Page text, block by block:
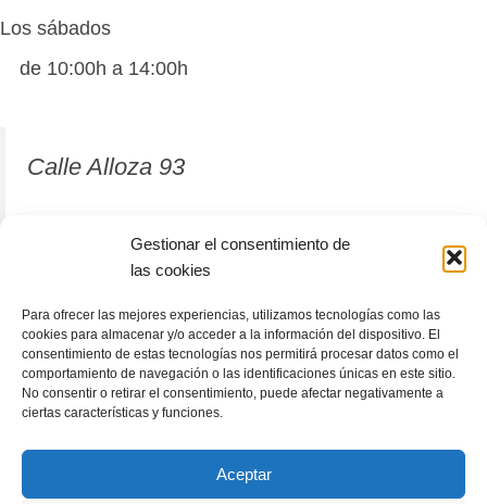
Gestionar el consentimiento de
las cookies
Para ofrecer las mejores experiencias, utilizamos tecnologías como las
cookies para almacenar y/o acceder a la información del dispositivo. El
consentimiento de estas tecnologías nos permitirá procesar datos como el
comportamiento de navegación o las identificaciones únicas en este sitio.
No consentir o retirar el consentimiento, puede afectar negativamente a
ciertas características y funciones.
Aceptar
Los sábados
de 10:00h a 14:00h
Calle Alloza 93
12001 Castellón de la Plana
964 81 37 63